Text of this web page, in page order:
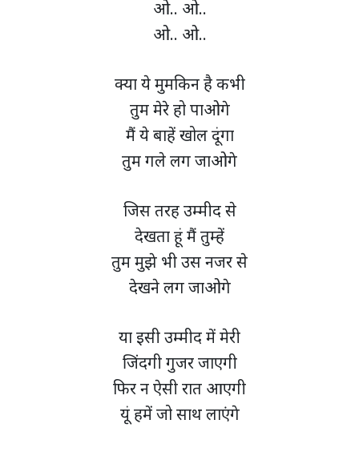
ओ.. ओ..
ओ.. ओ..
क्या ये मुमकिन है कभी
तुम मेरे हो पाओगे
मैं ये बाहें खोल दूंगा
तुम गले लग जाओगे
जिस तरह उम्मीद से
देखता हूं मैं तुम्हें
तुम मुझे भी उस नजर से
देखने लग जाओगे
या इसी उम्मीद में मेरी
जिंदगी गुजर जाएगी
फिर न ऐसी रात आएगी
यूं हमें जो साथ लाएंगे